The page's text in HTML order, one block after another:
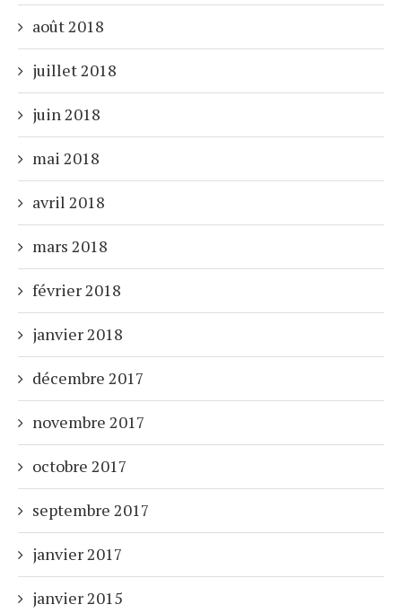
août 2018
juillet 2018
juin 2018
mai 2018
avril 2018
mars 2018
février 2018
janvier 2018
décembre 2017
novembre 2017
octobre 2017
septembre 2017
janvier 2017
janvier 2015